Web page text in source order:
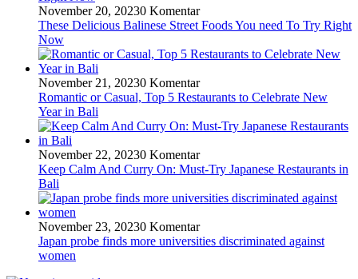
November 20, 20230 Komentar
These Delicious Balinese Street Foods You need To Try Right
Now
November 21, 20230 Komentar
Romantic or Casual, Top 5 Restaurants to Celebrate New
Year in Bali
November 22, 20230 Komentar
Keep Calm And Curry On: Must-Try Japanese Restaurants in
Bali
November 23, 20230 Komentar
Japan probe finds more universities discriminated against
women